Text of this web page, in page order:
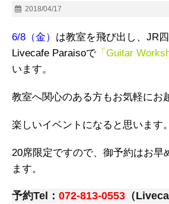
2018/04/17
6/8（金） は教室を飛び出し、JR
Livecafe Paraisoで「Guitar
います。
教室へ関心のある方もお気軽にお
楽しいイベントになると思います。
20席限定ですので、御予約はお早
ます。
予約Tel： 072-813-0553 （